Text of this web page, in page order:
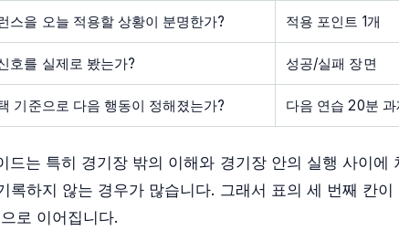
스을 오늘 적용할 상황이 분명한가? 적용 포인트 1개
호를 실제로 봤는가? 성공/실패 장면
기준으로 다음 행동이 정해졌는가? 다음 연습 20분 과
는 특히 경기장 밖의 이해와 경기장 안의 실행 사이에
하지 않는 경우가 많습니다. 그래서 표의 세 번째 칸
로 이어집니다.